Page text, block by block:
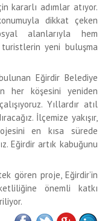
kararlı adımlar atıyor.
dikkat çeken
alanlarıyla hem
yeni buluşma
Eğirdir Belediye
her köşesini yeniden
Yıllardır atıl
İlçemize yakışır,
en kısa sürede
Eğirdir artık kabuğunu
gören proje, Eğirdir’in
önemli katkı